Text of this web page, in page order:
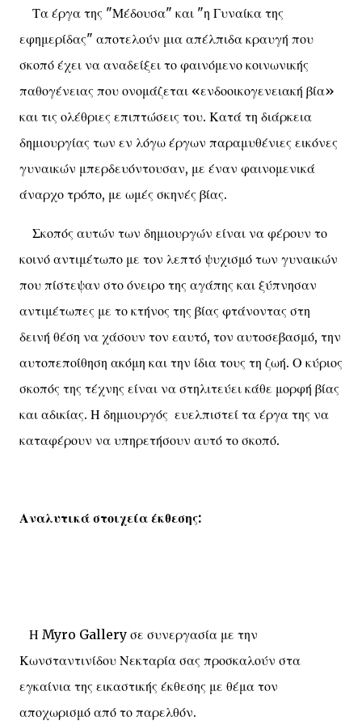
Τα έργα της "Μέδουσα" και "η Γυναίκα της
εφημερίδας" αποτελούν μια απέλπιδα κραυγή που
σκοπό έχει να αναδείξει το φαινόμενο κοινωνικής
παθογένειας που ονομάζεται «ενδοοικογενειακή βία»
και τις ολέθριες επιπτώσεις του. Κατά τη διάρκεια
δημιουργίας των εν λόγω έργων παραμυθένιες εικόνες
γυναικών μπερδευόντουσαν, με έναν φαινομενικά
άναρχο τρόπο, με ωμές σκηνές βίας.
Σκοπός αυτών των δημιουργών είναι να φέρουν το
κοινό αντιμέτωπο με τον λεπτό ψυχισμό των γυναικών
που πίστεψαν στο όνειρο της αγάπης και ξύπνησαν
αντιμέτωπες με το κτήνος της βίας φτάνοντας στη
δεινή θέση να χάσουν τον εαυτό, τον αυτοσεβασμό, την
αυτοπεποίθηση ακόμη και την ίδια τους τη ζωή. Ο κύριος
σκοπός της τέχνης είναι να στηλιτεύει κάθε μορφή βίας
και αδικίας. Η δημιουργός ευελπιστεί τα έργα της να
καταφέρουν να υπηρετήσουν αυτό το σκοπό.
Αναλυτικά στοιχεία έκθεσης:
Η Myro Gallery σε συνεργασία με την
Κωνσταντινίδου Νεκταρία σας προσκαλούν στα
εγκαίνια της εικαστικής έκθεσης με θέμα τον
αποχωρισμό από το παρελθόν.